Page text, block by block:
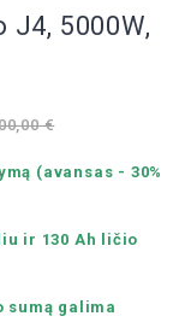
5000W,
€
(avansas - 30%
ir 130 Ah ličio
sumą galima